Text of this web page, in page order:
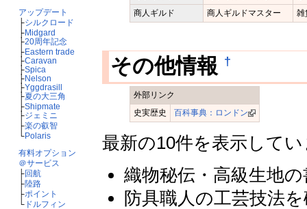
アップデート
├シルクロード
├Midgard
├20周年記念
├Eastern trade
├Caravan
├Spica
├Nelson
├Yggdrasill
├夏の大三角
├Shipmate
├ジェミニ
├楽の叡智
└Polaris
有料オプション
＠サービス
├回航
├陸路
├ポイント
└ドルフィン
商人ギルド
商人ギルドマスター 雑
その他情報 †
外部リンク
史実歴史
百科事典：ロンドン
最新の10件を表示して
織物秘伝・高級生地
防具職人の工芸技法